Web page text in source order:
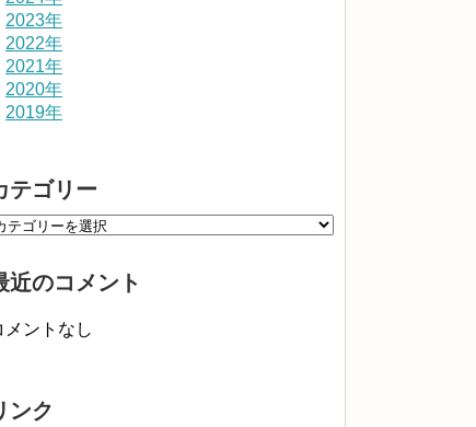
2023年
2022年
2021年
2020年
2019年
テゴリー
近のコメント
メントなし
ンク